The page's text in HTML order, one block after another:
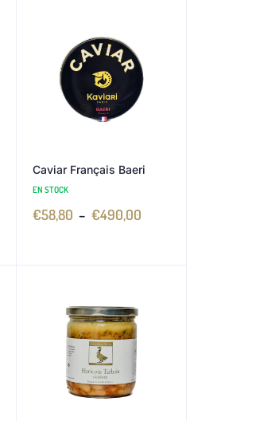
Caviar Français Baeri
EN STOCK
€58,80 – €490,00